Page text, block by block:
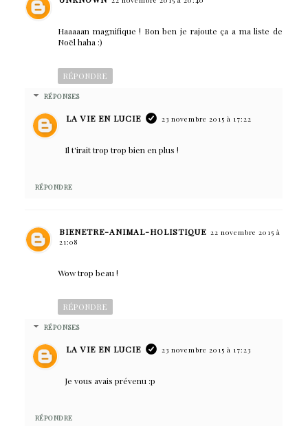
Haaaaan magnifique ! Bon ben je rajoute ça a ma liste de
Noël haha :)
RÉPONDRE
RÉPONSES
LA VIE EN LUCIE 23 novembre 2015 à 17:22
Il t'irait trop trop bien en plus !
RÉPONDRE
BIENETRE-ANIMAL-HOLISTIQUE 22 novembre 2015 à
21:08
Wow trop beau !
RÉPONDRE
RÉPONSES
LA VIE EN LUCIE 23 novembre 2015 à 17:23
Je vous avais prévenu :p
RÉPONDRE